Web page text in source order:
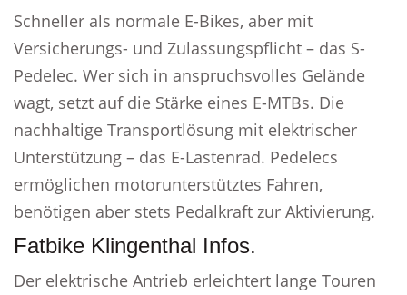
Schneller als normale E-Bikes, aber mit
Versicherungs- und Zulassungspflicht – das S-
Pedelec. Wer sich in anspruchsvolles Gelände
wagt, setzt auf die Stärke eines E-MTBs. Die
nachhaltige Transportlösung mit elektrischer
Unterstützung – das E-Lastenrad. Pedelecs
ermöglichen motorunterstütztes Fahren,
benötigen aber stets Pedalkraft zur Aktivierung.
Fatbike Klingenthal Infos.
Der elektrische Antrieb erleichtert lange Touren